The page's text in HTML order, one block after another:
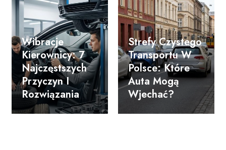
Wibracje
Kierownicy: 7
Najczęstszych
Przyczyn I
Rozwiązania
Strefy Czystego
Transportu W
Polsce: Które
Auta Mogą
Wjechać?